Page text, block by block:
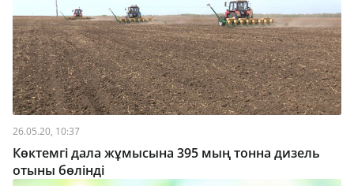
26.05.20, 10:37
Көктемгі дала жұмысына 395 мың тонна дизель
отыны бөлінді